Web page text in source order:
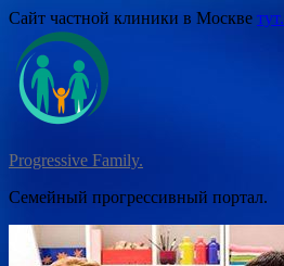
Перейти
содержимому
Сайт частной клиники в Москве тут.
Progressive Family.
Семейный прогрессивный портал.